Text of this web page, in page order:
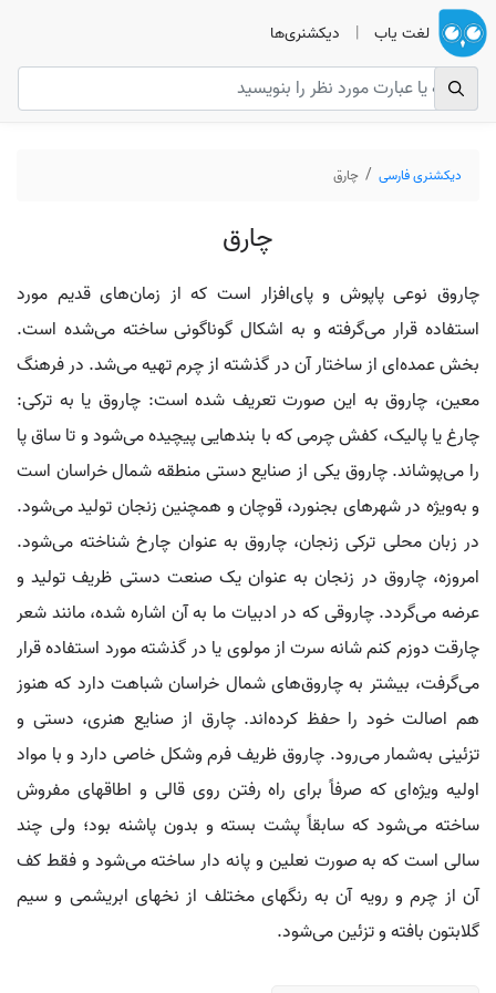
لغت یاب | دیکشنری‌ها
دیکشنری فارسی چارق
چارق
چاروق نوعی پاپوش و پای‌افزار است که از زمان‌های قدیم مورد
استفاده قرار می‌گرفته و به اشکال گوناگونی ساخته می‌شده است.
بخش عمده‌ای از ساختار آن در گذشته از چرم تهیه می‌شد. در فرهنگ
معین، چاروق به این صورت تعریف شده است: چاروق یا به ترکی:
چارغ یا پالیک، کفش چرمی که با بندهایی پیچیده می‌شود و تا ساق پا
را می‌پوشاند. چاروق یکی از صنایع دستی منطقه شمال خراسان است
و به‌ویژه در شهرهای بجنورد، قوچان و همچنین زنجان تولید می‌شود.
در زبان محلی ترکی زنجان، چاروق به عنوان چارخ شناخته می‌شود.
امروزه، چاروق در زنجان به عنوان یک صنعت دستی ظریف تولید و
عرضه می‌گردد. چاروقی که در ادبیات ما به آن اشاره شده، مانند شعر
چارقت دوزم کنم شانه سرت از مولوی یا در گذشته مورد استفاده قرار
می‌گرفت، بیشتر به چاروق‌های شمال خراسان شباهت دارد که هنوز
هم اصالت خود را حفظ کرده‌اند. چارق از صنایع هنری، دستی و
تزئینی به‌شمار می‌رود. چاروق ظریف فرم وشکل خاصی دارد و با مواد
اولیه ویژه‌ای که صرفاً برای راه رفتن روی قالی و اطاقهای مفروش
ساخته می‌شود که سابقاً پشت بسته و بدون پاشنه بود؛ ولی چند
سالی است که به صورت نعلین و پانه دار ساخته می‌شود و فقط کف
آن از چرم و رویه آن به رنگهای مختلف از نخهای ابریشمی و سیم
گلابتون بافته و تزئین می‌شود.